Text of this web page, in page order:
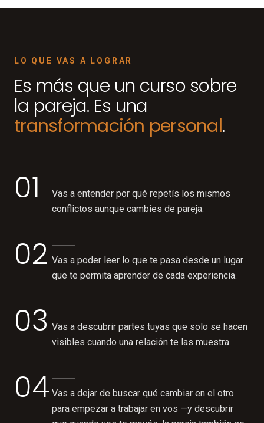
LO QUE VAS A LOGRAR
Es más que un curso sobre
la pareja. Es una
transformación personal.
01
Vas a entender por qué repetís los mismos
conflictos aunque cambies de pareja.
02 Vas a poder leer lo que te pasa desde un lugar
que te permita aprender de cada experiencia.
03 Vas a descubrir partes tuyas que solo se hacen
visibles cuando una relación te las muestra.
04 Vas a dejar de buscar qué cambiar en el otro
para empezar a trabajar en vos —y descubrir